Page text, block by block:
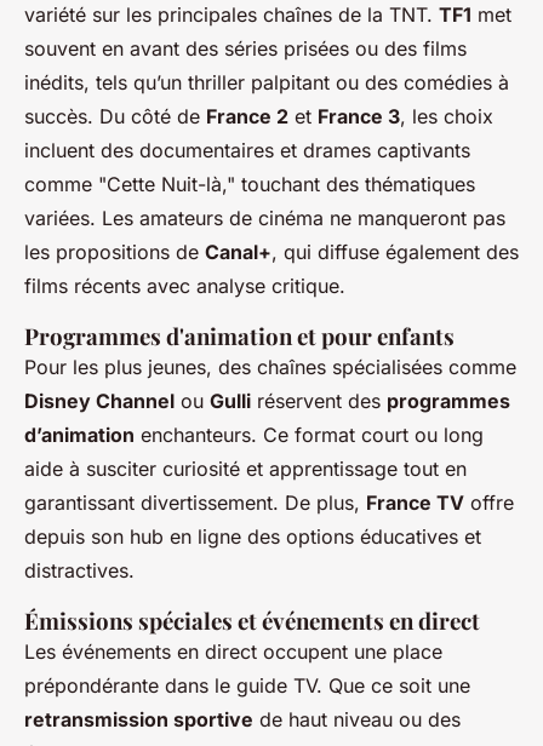
variété sur les principales chaînes de la TNT. TF1 met
souvent en avant des séries prisées ou des films
inédits, tels qu’un thriller palpitant ou des comédies à
succès. Du côté de France 2 et France 3, les choix
incluent des documentaires et drames captivants
comme "Cette Nuit-là," touchant des thématiques
variées. Les amateurs de cinéma ne manqueront pas
les propositions de Canal+, qui diffuse également des
films récents avec analyse critique.
Programmes d'animation et pour enfants
Pour les plus jeunes, des chaînes spécialisées comme
Disney Channel ou Gulli réservent des programmes
d’animation enchanteurs. Ce format court ou long
aide à susciter curiosité et apprentissage tout en
garantissant divertissement. De plus, France TV offre
depuis son hub en ligne des options éducatives et
distractives.
Émissions spéciales et événements en direct
Les événements en direct occupent une place
prépondérante dans le guide TV. Que ce soit une
retransmission sportive de haut niveau ou des